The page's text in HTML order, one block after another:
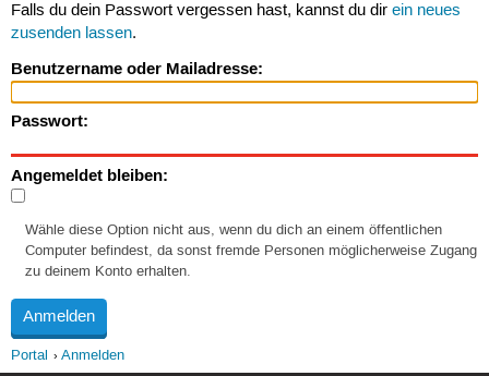
Falls du dein Passwort vergessen hast, kannst du dir ein neues
zusenden lassen.
Benutzername oder Mailadresse:
Passwort:
Angemeldet bleiben:
Wähle diese Option nicht aus, wenn du dich an einem öffentlichen
Computer befindest, da sonst fremde Personen möglicherweise Zugang
zu deinem Konto erhalten.
Portal Anmelden